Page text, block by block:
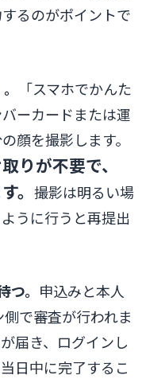
るのがポイントで
「スマホでかんた
ーカードまたは運
顔を撮影します。
りが不要で、
。 撮影は明るい場
うに行うと再提出
。 申込みと本人
で審査が行われま
届き、ログインし
日中に完了するこ